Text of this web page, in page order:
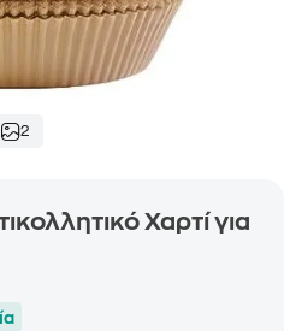
2
Χαρτί για